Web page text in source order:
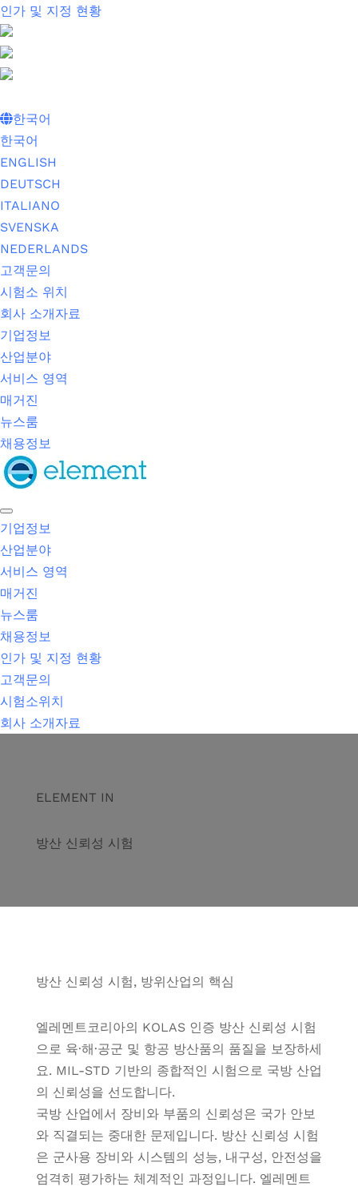
인가 및 지정 현황
한국어
한국어
ENGLISH
DEUTSCH
ITALIANO
SVENSKA
NEDERLANDS
고객문의
시험소 위치
회사 소개자료
기업정보
산업분야
서비스 영역
매거진
뉴스룸
채용정보
기업정보
산업분야
서비스 영역
매거진
뉴스룸
채용정보
인가 및 지정 현황
고객문의
시험소위치
회사 소개자료
ELEMENT IN
방산 신뢰성 시험
방산 신뢰성 시험, 방위산업의 핵심
엘레멘트코리아의 KOLAS 인증 방산 신뢰성 시험
으로 육·해·공군 및 항공 방산품의 품질을 보장하세
요. MIL-STD 기반의 종합적인 시험으로 국방 산업
의 신뢰성을 선도합니다.
국방 산업에서 장비와 부품의 신뢰성은 국가 안보
와 직결되는 중대한 문제입니다. 방산 신뢰성 시험
은 군사용 장비와 시스템의 성능, 내구성, 안전성을
엄격히 평가하는 체계적인 과정입니다. 엘레멘트